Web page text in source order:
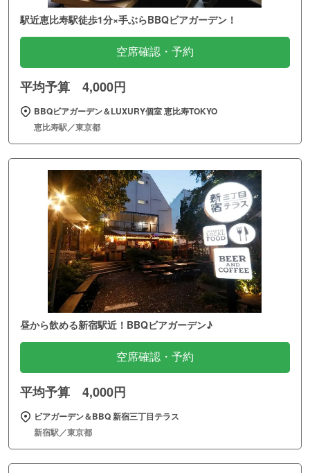
駅近恵比寿駅徒歩1分×手ぶらBBQビアガーデン！
空席確認・予約
平均予算 4,000円
BBQビアガーデン＆LUXURY個室 恵比寿TOKYO
恵比寿駅／東京都
昼から飲める新宿駅近！BBQビアガーデン♪
空席確認・予約
平均予算 4,000円
ビアガーデン＆BBQ 新宿三丁目テラス
新宿駅／東京都